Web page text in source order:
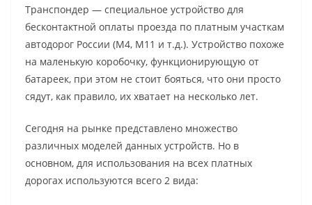
Транспондер — специальное устройство для
бесконтактной оплаты проезда по платным участкам
автодорог России (М4, М11 и т.д.). Устройство похоже
на маленькую коробочку, функционирующую от
батареек, при этом не стоит бояться, что они просто
сядут, как правило, их хватает на несколько лет.
Сегодня на рынке представлено множество
различных моделей данных устройств. Но в
основном, для использования на всех платных
дорогах используются всего 2 вида: